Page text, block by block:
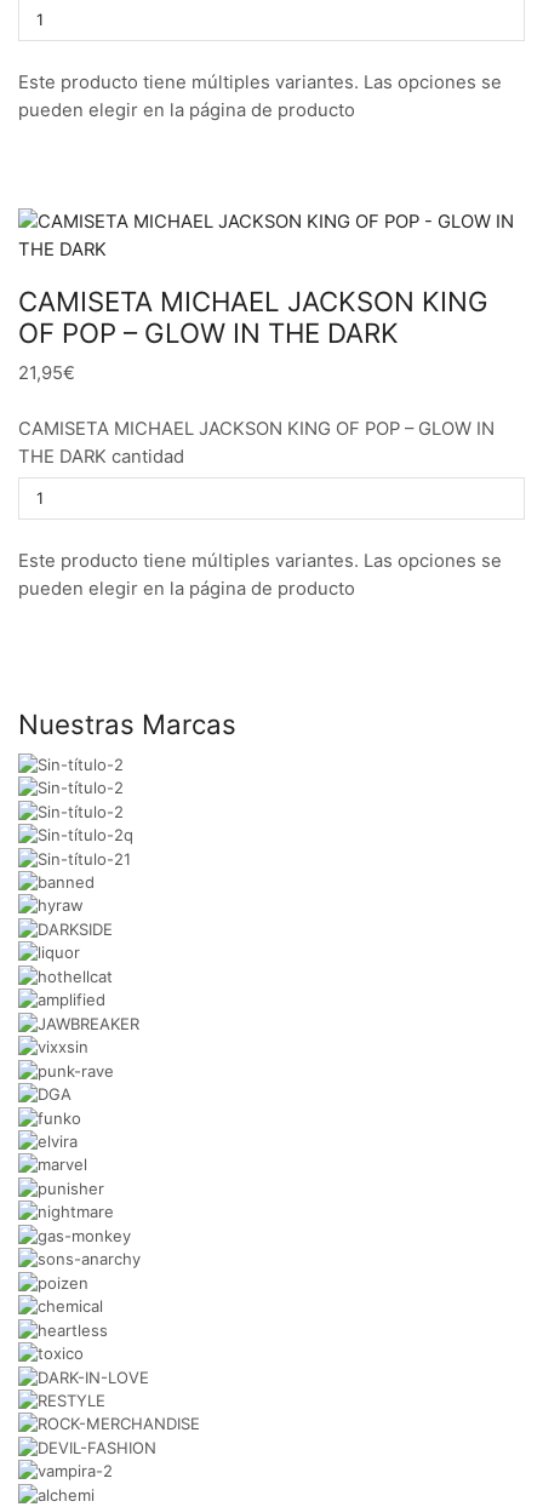
Este producto tiene múltiples variantes. Las opciones se
pueden elegir en la página de producto
CAMISETA MICHAEL JACKSON KING
OF POP – GLOW IN THE DARK
21,95€
CAMISETA MICHAEL JACKSON KING OF POP – GLOW IN
THE DARK cantidad
Este producto tiene múltiples variantes. Las opciones se
pueden elegir en la página de producto
Nuestras Marcas